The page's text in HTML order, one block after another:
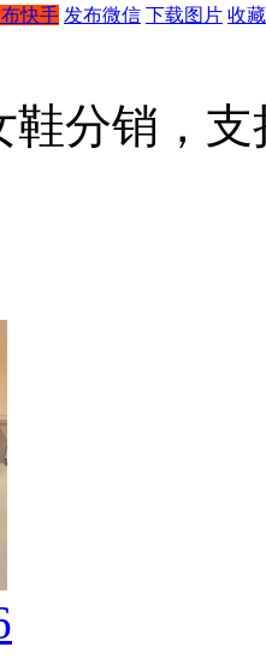
快手 发布微信 下载图片 收
鞋分销，